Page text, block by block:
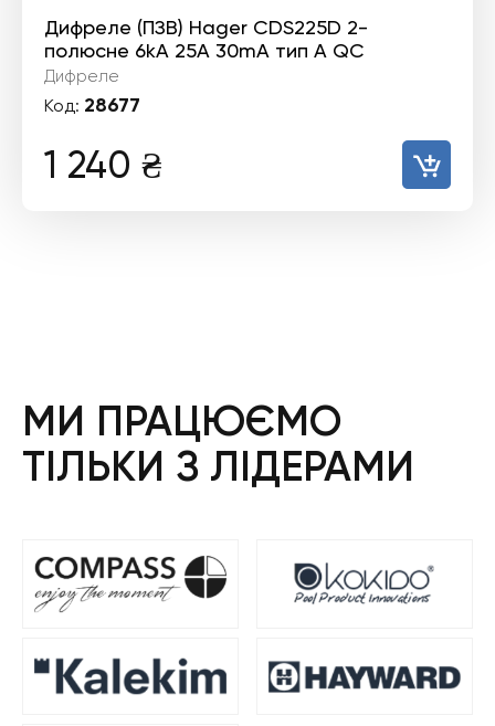
Дифреле (ПЗВ) Hager CDS225D 2-
полюсне 6kA 25А 30mA тип А QC
Дифреле
Код: 28677
1 240 ₴
МИ ПРАЦЮЄМО
ТІЛЬКИ З ЛІДЕРАМИ